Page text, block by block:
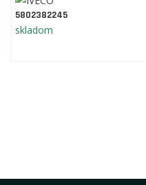
5802382245
skladom